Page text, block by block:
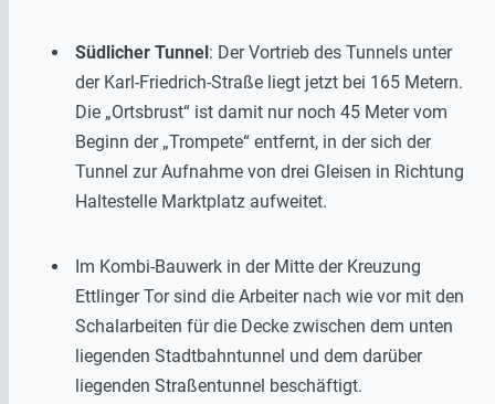
Südlicher Tunnel : Der Vortrieb des Tunnels unter
der Karl-Friedrich-Straße liegt jetzt bei 165 Metern.
Die „Ortsbrust“ ist damit nur noch 45 Meter vom
Beginn der „Trompete“ entfernt, in der sich der
Tunnel zur Aufnahme von drei Gleisen in Richtung
Haltestelle Marktplatz aufweitet.
Im Kombi-Bauwerk in der Mitte der Kreuzung
Ettlinger Tor sind die Arbeiter nach wie vor mit den
Schalarbeiten für die Decke zwischen dem unten
liegenden Stadtbahntunnel und dem darüber
liegenden Straßentunnel beschäftigt.